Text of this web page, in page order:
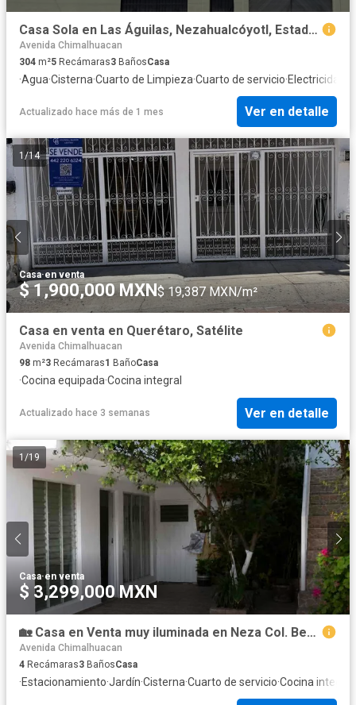
Casa Sola en Las Águilas, Nezahualcóyotl, Estado de México
Avenida Chimalhuacan
304 m²5 Recámaras3 BañosCasa
·Agua·Cisterna·Cuarto de Limpieza·Cuarto de servicio·Electricidad
Actualizado hace más de 1 mes Ver en detalle
1 /14
Casa·en venta
$ 1,900,000 MXN$ 19,387 MXN/m²
Casa en venta en Querétaro, Satélite
Avenida Chimalhuacan
98 m²3 Recámaras1 BañoCasa
·Cocina equipada·Cocina integral
Actualizado hace 3 semanas Ver en detalle
1/19
Casa·en venta
$ 3,299,000 MXN
🏡 Casa en Venta muy iluminada en Neza Col. Benito Juárez | 4 Recámaras | 158 m² de Terreno | Garage para 4 Autos. cerca de parque, mercado, clínica IMSS
Avenida Chimalhuacan
4 Recámaras3 BañosCasa
·Estacionamiento·Jardín·Cisterna·Cuarto de servicio·Cocina integral